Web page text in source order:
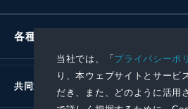
当社では、「プライバシーポ
り、本ウェブサイトとサービ
だき、また、どのように活用
各種お問い合わせ
共同通信社グループ